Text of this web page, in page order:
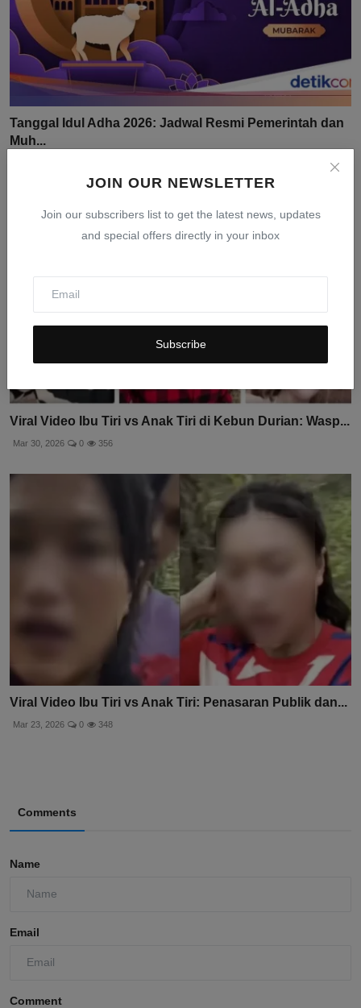
JOIN OUR NEWSLETTER
Join our subscribers list to get the latest news, updates
and special offers directly in your inbox
Subscribe
Tanggal Idul Adha 2026: Jadwal Resmi Pemerintah dan
Muh...
Viral Video Ibu Tiri vs Anak Tiri di Kebun Durian: Wasp...
Mar 30, 2026 0 356
Viral Video Ibu Tiri vs Anak Tiri: Penasaran Publik dan...
Mar 23, 2026 0 348
Comments
Name
Email
Comment